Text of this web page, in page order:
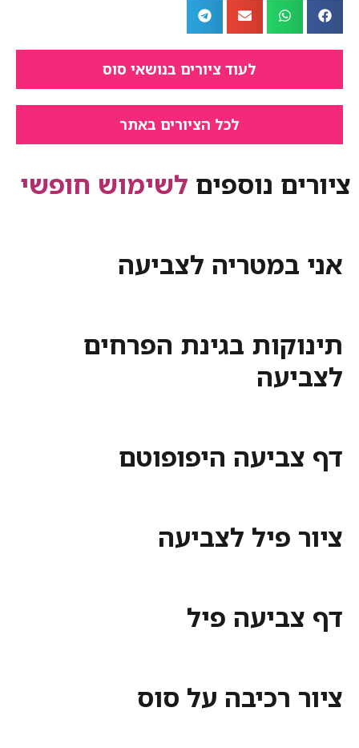
לעוד ציורים בנושאי סוס
לכל הציורים באתר
ציורים נוספים לשימוש חופשי
אני במטריה לצביעה
תינוקות בגינת הפרחים
לצביעה
דף צביעה היפופוטם
ציור פיל לצביעה
דף צביעה פיל
ציור רכיבה על סוס